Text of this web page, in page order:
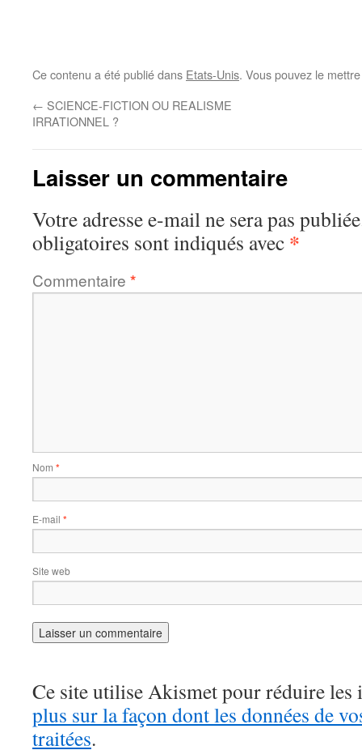
Ce contenu a été publié dans Etats-Unis. Vous pouvez le
← SCIENCE-FICTION OU REALISME
IRRATIONNEL ?
Laisser un commentaire
Votre adresse e-mail ne sera pas
obligatoires sont indiqués avec *
Commentaire *
Nom *
E-mail *
Site web
Ce site utilise Akismet pour réduire les
plus sur la façon dont les données de
traitées.